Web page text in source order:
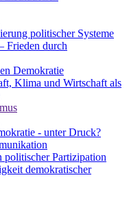
politischer Systeme
Frieden durch
Demokratie
Klima und Wirtschaft als
- unter Druck?
politischer Partizipation
demokratischer